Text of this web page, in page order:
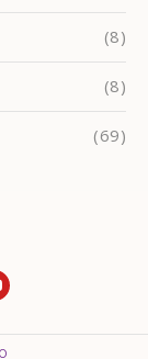
(8)
(8)
(69)